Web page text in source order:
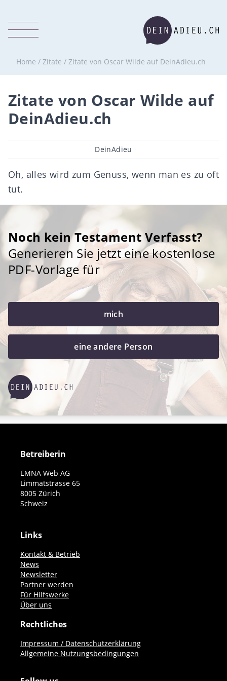
Home / Zitate / Zitate von Oscar Wilde auf DeinAdieu.ch
Zitate von Oscar Wilde auf
DeinAdieu.ch
Beitragsautor
DeinAdieu
Oh, alles wird zum Genuss, wenn man es zu oft
tut.
Noch kein Testament Verfasst?
Generieren Sie jetzt eine kostenlose
PDF-Vorlage für
mich
eine andere Person
Betreiberin
EMNA Web AG
Limmatstrasse 65
8005 Zürich
Schweiz
Links
Kontakt & Betrieb
News
Newsletter
Partner werden
Für Hilfswerke
Über uns
Rechtliches
Impressum / Datenschutzerklärung
Allgemeine Nutzungsbedingungen